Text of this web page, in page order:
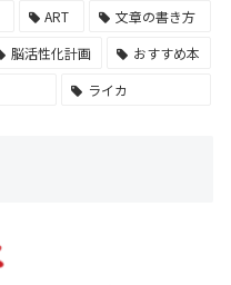
ART
文章の書き方
脳活性化計画
おすすめ本
ライカ